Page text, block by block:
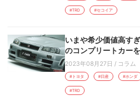
#TRD #セコイア
いまや希少価値高す
のコンプリートカー
2023年08月27日 / コラム
#トヨタ #日産 #ホンダ
#TRD